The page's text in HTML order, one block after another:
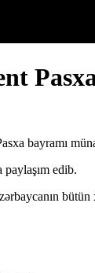
bayramı
paylaşım edib.